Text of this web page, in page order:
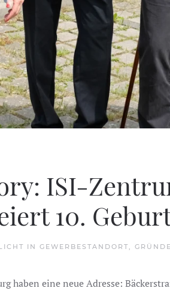
ISI-
10.
IN GEWERBESTANDORT,
eine neue Adresse: